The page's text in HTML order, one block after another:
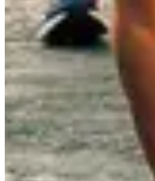
11:00
Running
Moins de 5 km
50,00 €
Les inscriptions sont terminées
Plus d'info
Plus d'info
Organisateur
Voir le site web
Choisir une Course